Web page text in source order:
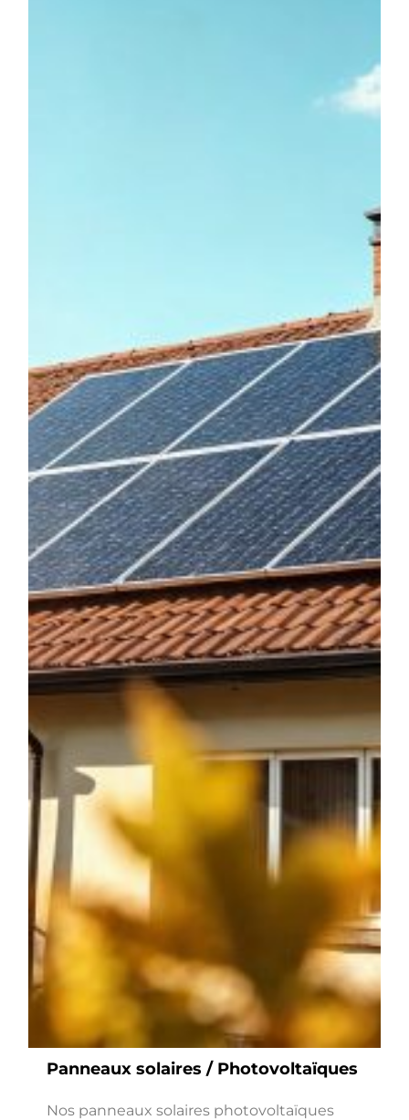
Panneaux solaires / Photovoltaïques
Nos panneaux solaires photovoltaïques